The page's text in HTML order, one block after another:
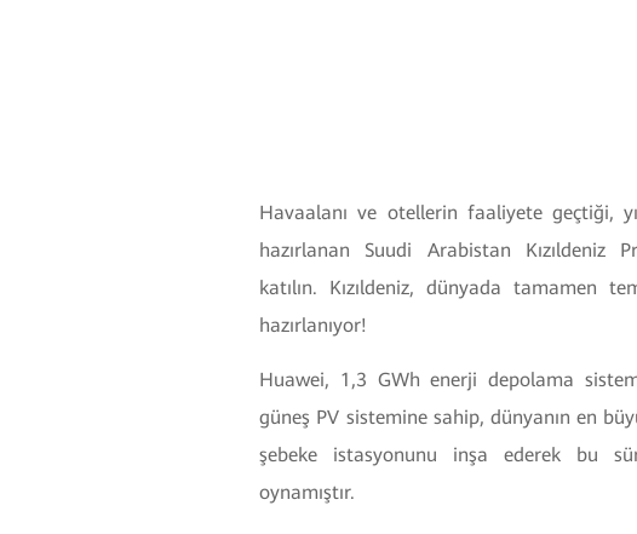
Havaalanı ve otellerin faaliyete geçtiği,
hazırlanan Suudi Arabistan Kızıldeniz
katılın. Kızıldeniz, dünyada tamamen
hazırlanıyor!
Huawei, 1,3 GWh enerji depolama
güneş PV sistemine sahip, dünyanın en
şebeke istasyonunu inşa ederek bu
oynamıştır.